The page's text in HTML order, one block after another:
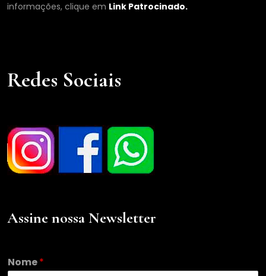
informações, clique em Link Patrocinado.
Redes Sociais
Assine nossa Newsletter
N
o
Nome*